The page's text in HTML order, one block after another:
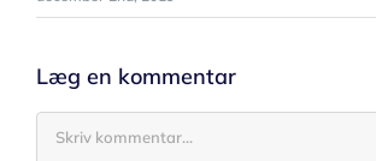
Læg en kommentar
Comment